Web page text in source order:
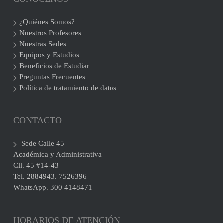
¿Quiénes Somos?
Nuestros Profesores
Nuestras Sedes
Equipos y Estudios
Beneficios de Estudiar
Preguntas Frecuentes
Política de tratamiento de datos
CONTACTO
Sede Calle 45
Académica y Administrativa
Cll. 45 #14-43
Tel. 2884943. 7526396
WhatsApp. 300 4148471
HORARIOS DE ATENCIÓN